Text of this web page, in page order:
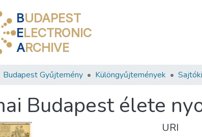
BUDAPEST
ELECTRONIC
ARCHIVE
Budapest Gyűjtemény Különgyűjtemények
Budapest élete
URI